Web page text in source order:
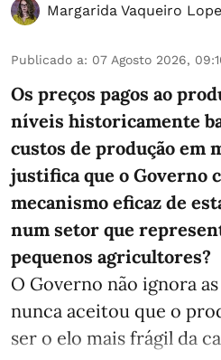
Margarida Vaqueiro
Publicado a: 07 Agosto 2026,
Os preços pagos ao
níveis historicamente
custos de produção em
justifica que o Governo
mecanismo eficaz de
num setor que
pequenos agricultores?
O Governo não ignora
nunca aceitou que o
ser o elo mais frágil da